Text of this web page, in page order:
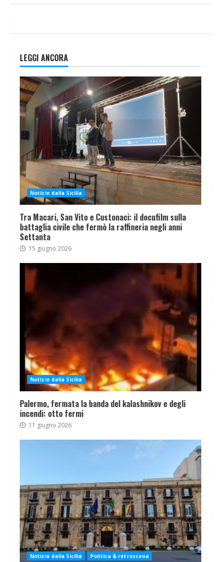
LEGGI ANCORA
Notizie dalla Sicilia
Tra Macari, San Vito e Custonaci: il docufilm sulla
battaglia civile che fermò la raffineria negli anni
Settanta
15 giugno 2026
Notizie dalla Sicilia
Palermo, fermata la banda del kalashnikov e degli
incendi: otto fermi
11 giugno 2026
Notizie dalla Sicilia Politica & retroscena